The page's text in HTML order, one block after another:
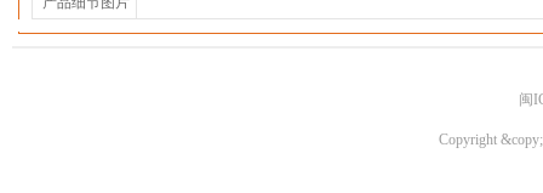
闽
Copyright